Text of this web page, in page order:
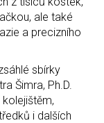
ale také
a precizního
sbírky
Šimra, Ph.D.
i dalších